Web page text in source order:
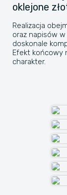
oklejone
Realizacja
oraz napisów
doskonale
Efekt końcowy
charakter.